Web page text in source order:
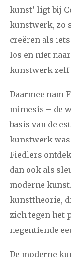
kunst’ ligt bij
kunstwerk, zo
creëren als
los en niet
kunstwerk zelf
Daarmee nam
mimesis – de
basis van de
kunstwerk
Fiedlers
dan ook als
moderne
kunsttheorie,
zich tegen het
negentiende
De moderne